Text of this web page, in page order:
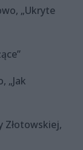
„Ukryte
„Jak
Złotowskiej,